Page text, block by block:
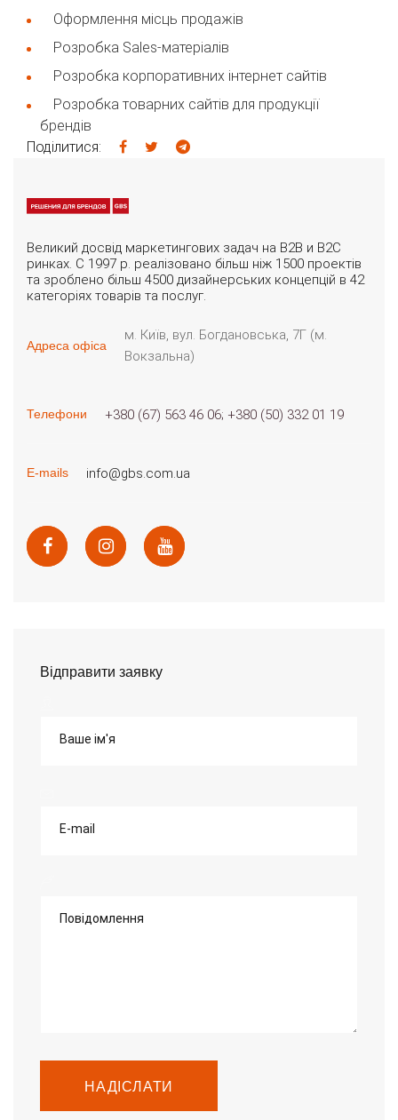
Оформлення місць продажів
Розробка Sales-матеріалів
Розробка корпоративних інтернет сайтів
Розробка товарних сайтів для продукції
брендів
Поділитися:
Великий досвід маркетингових задач на B2B и B2C
ринках. С 1997 р. реалізовано більш ніж 1500 проектів
та зроблено більш 4500 дизайнерських концепцій в 42
категоріях товарів та послуг.
Адреса офіса
м. Київ, вул. Богдановська, 7Г (м.
Вокзальна)
Телефони +380 (67) 563 46 06 +380 (50) 332 01 19
E-mails info@gbs.com.ua
Відправити заявку
Ваше ім'я
E-mail
Повідомлення
НАДІСЛАТИ